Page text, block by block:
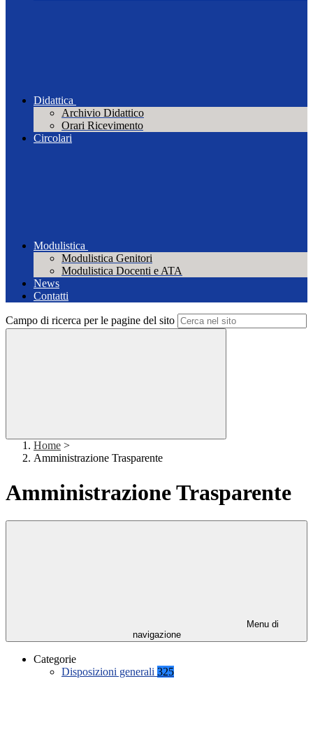
Didattica
Archivio Didattico
Orari Ricevimento
Circolari
Modulistica
Modulistica Genitori
Modulistica Docenti e ATA
News
Contatti
Campo di ricerca per le pagine del sito
Home >
Amministrazione Trasparente
Amministrazione Trasparente
Menu di
navigazione
Categorie
Disposizioni generali 325